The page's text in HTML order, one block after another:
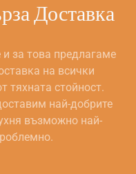
Доставка
за това предлагаме
на всички
тяхната стойност.
най-добрите
възможно най-